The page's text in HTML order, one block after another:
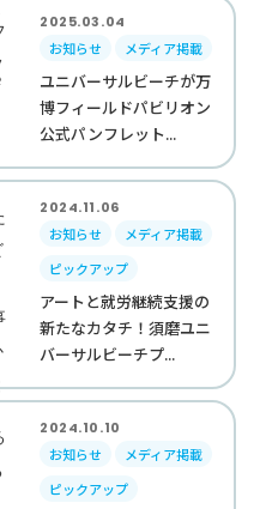
2025.03.04
お知らせ
メディア掲載
ユニバーサルビーチが万
博フィールドパビリオン
公式パンフレット...
2024.11.06
お知らせ
メディア掲載
ピックアップ
アートと就労継続支援の
新たなカタチ！須磨ユニ
バーサルビーチプ...
2024.10.10
お知らせ
メディア掲載
ピックアップ